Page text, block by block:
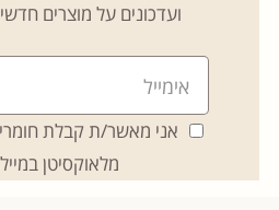
ועדכונים על מוצרים
אני מאשר/ת קבלת
מלאוקסיטן